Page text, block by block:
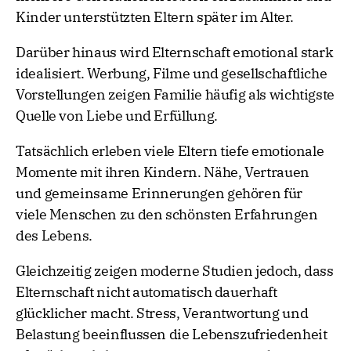
Kinder unterstützten Eltern später im Alter.
Darüber hinaus wird Elternschaft emotional stark
idealisiert. Werbung, Filme und gesellschaftliche
Vorstellungen zeigen Familie häufig als wichtigste
Quelle von Liebe und Erfüllung.
Tatsächlich erleben viele Eltern tiefe emotionale
Momente mit ihren Kindern. Nähe, Vertrauen
und gemeinsame Erinnerungen gehören für
viele Menschen zu den schönsten Erfahrungen
des Lebens.
Gleichzeitig zeigen moderne Studien jedoch, dass
Elternschaft nicht automatisch dauerhaft
glücklicher macht. Stress, Verantwortung und
Belastung beeinflussen die Lebenszufriedenheit